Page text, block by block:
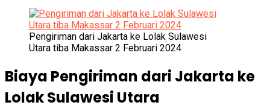
Pengiriman dari Jakarta ke Lolak Sulawesi
Utara tiba Makassar 2 Februari 2024
Biaya Pengiriman dari Jakarta ke
Lolak Sulawesi Utara